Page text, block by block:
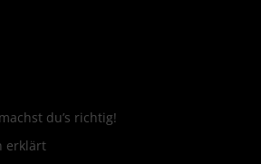
du’s richtig!
erklärt